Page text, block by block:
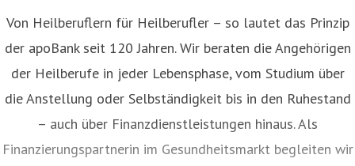
Von Heilberuflern für Heilberufler – so lautet das Prinzip
der apoBank seit 120 Jahren. Wir beraten die Angehörigen
der Heilberufe in jeder Lebensphase, vom Studium über
die Anstellung oder Selbständigkeit bis in den Ruhestand
– auch über Finanzdienstleistungen hinaus. Als
Finanzierungspartnerin im Gesundheitsmarkt begleiten wir